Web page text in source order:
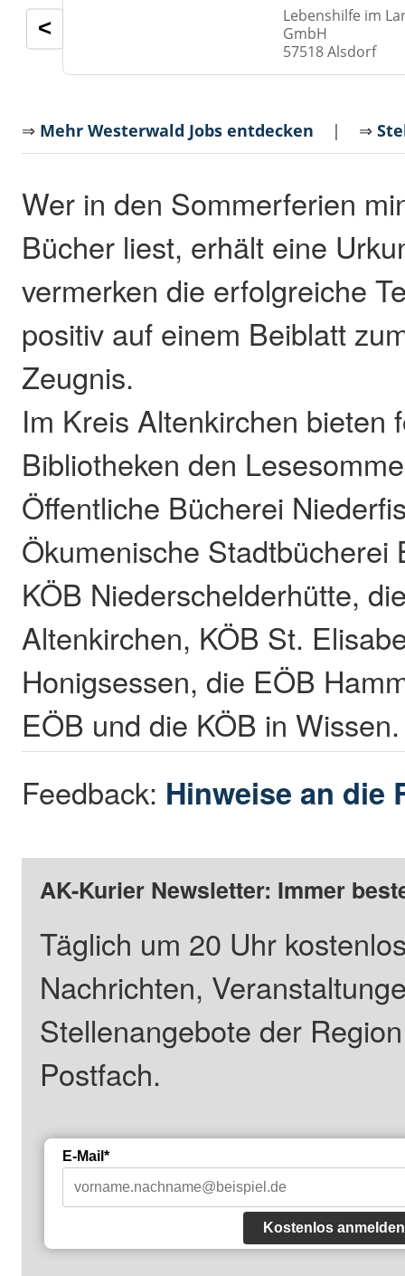
Lebenshilfe im
GmbH
57518 Alsdorf
<
⇒ Mehr Westerwald Jobs entdecken | ⇒
Wer in den Sommerferien
Bücher liest, erhält eine
vermerken die erfolgreiche
positiv auf einem Beiblatt
Zeugnis.
Im Kreis Altenkirchen bieten
Bibliotheken den
Öffentliche Bücherei
Ökumenische Stadtbücherei
KÖB Niederschelderhütte,
Altenkirchen, KÖB St.
Honigsessen, die EÖB
EÖB und die KÖB in
Feedback: Hinweise an die
AK-Kurier Newsletter: Immer
Täglich um 20 Uhr
Nachrichten,
Stellenangebote der
Postfach.
E-Mail*
Kostenlos anmelden